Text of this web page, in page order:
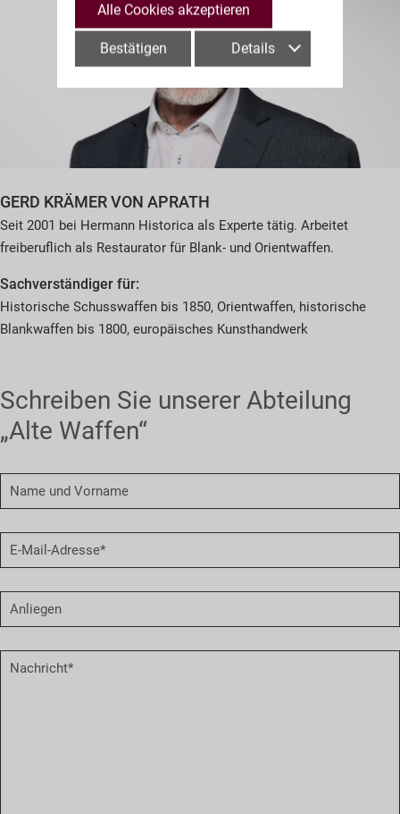
GERD KRÄMER VON APRATH
Seit 2001 bei Hermann Historica als Experte tätig. Arbeitet
freiberuflich als Restaurator für Blank- und Orientwaffen.
Sachverständiger für:
Historische Schusswaffen bis 1850, Orientwaffen, historische
Blankwaffen bis 1800, europäisches Kunsthandwerk
Schreiben Sie unserer Abteilung
„Alte Waffen“
Alle Cookies akzeptieren
Bestätigen Details